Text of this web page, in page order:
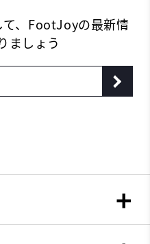
て、FootJoyの最新情
ましょう